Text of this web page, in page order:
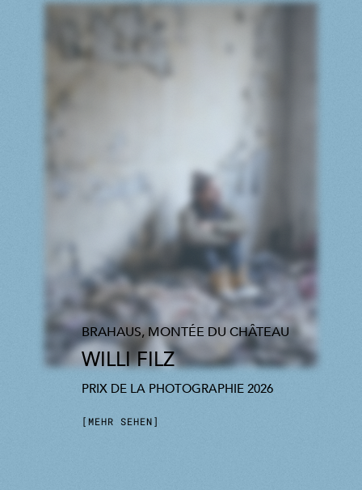
BRAHAUS, MONTÉE DU CHÂTEAU
WILLI FILZ
PRIX DE LA PHOTOGRAPHIE 2026
MEHR SEHEN